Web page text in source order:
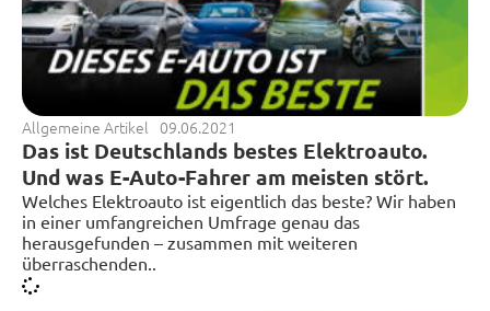
Allgemeine Artikel 09.06.2021
Das ist Deutschlands bestes Elektroauto.
Und was E-Auto-Fahrer am meisten stört.
Welches Elektroauto ist eigentlich das beste? Wir haben
in einer umfangreichen Umfrage genau das
herausgefunden – zusammen mit weiteren
überraschenden..